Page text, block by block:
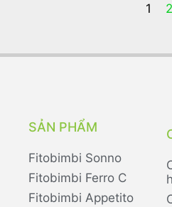
1 2
SẢN PHẨM
Fitobimbi Sonno
Fitobimbi Ferro C
Fitobimbi Appetito